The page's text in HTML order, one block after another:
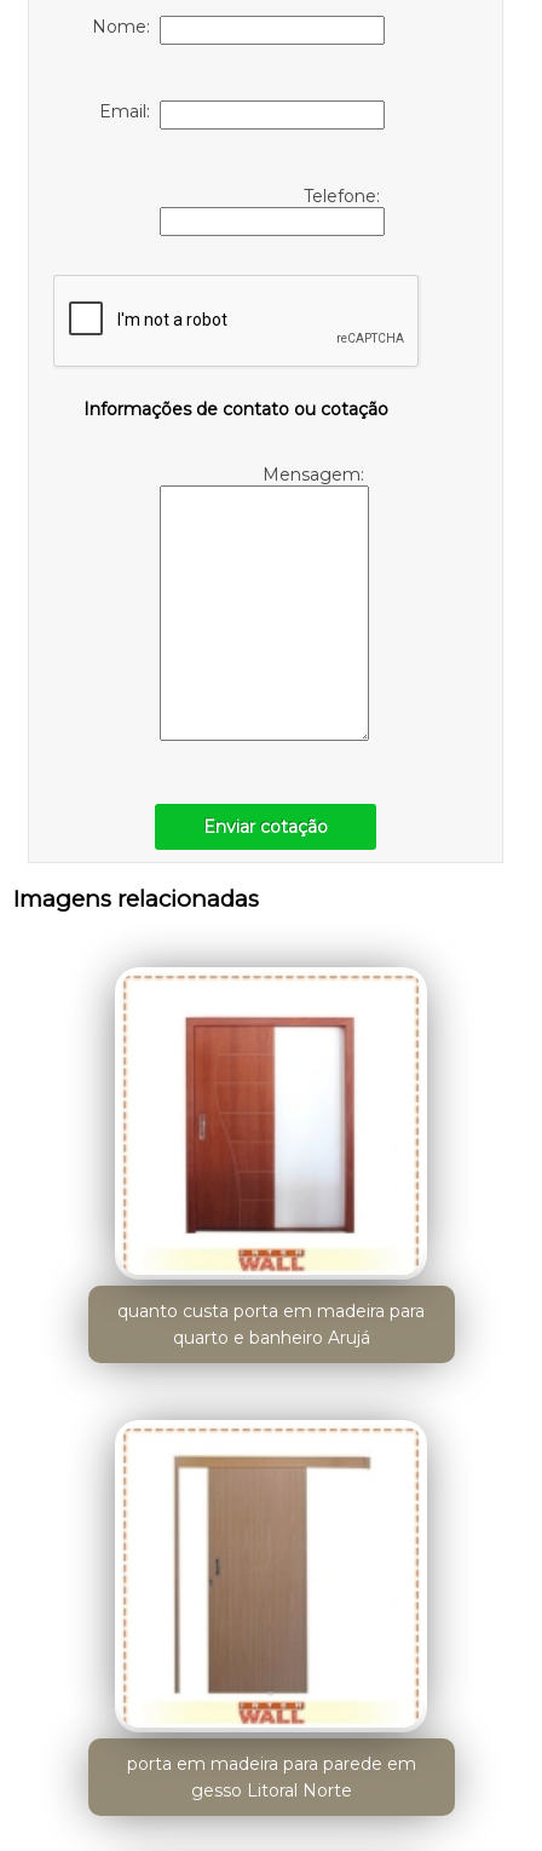
Nome:
Email:
Telefone:
Informações de contato ou cotação
Mensagem:
Enviar cotação
Imagens relacionadas
quanto custa porta em madeira para
quarto e banheiro Arujá
porta em madeira para parede em
gesso Litoral Norte